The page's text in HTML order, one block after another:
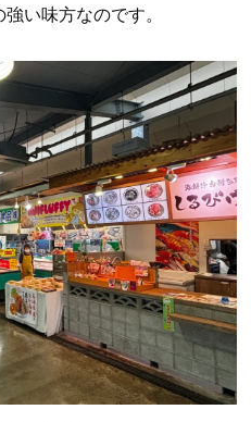
い味方なのです。